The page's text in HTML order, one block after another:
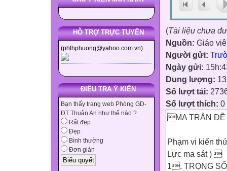
HỖ TRỢ TRỰC TUYẾN
(phthphuong@yahoo.com.vn)
ĐIỀU TRA Ý KIẾN
Bạn thấy trang web Phòng GD-
ĐT Thuận An như thế nào ?
Rất đẹp
Đẹp
Bình thường
Đơn giản
(Tài liệu chưa
Nguồn: Giáo
Người gửi:
Ngày gửi:
Dung lượng:
Số lượt tải:
Số lượt thích: 0
MA TRẬN ĐỀ
Phạm vi kiến
Lực ma sát ) 
1. TRỌNG